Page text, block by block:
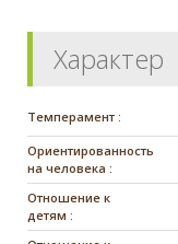
Характер
Темперамент :
Ориентированность
на человека :
Отношение к
детям :